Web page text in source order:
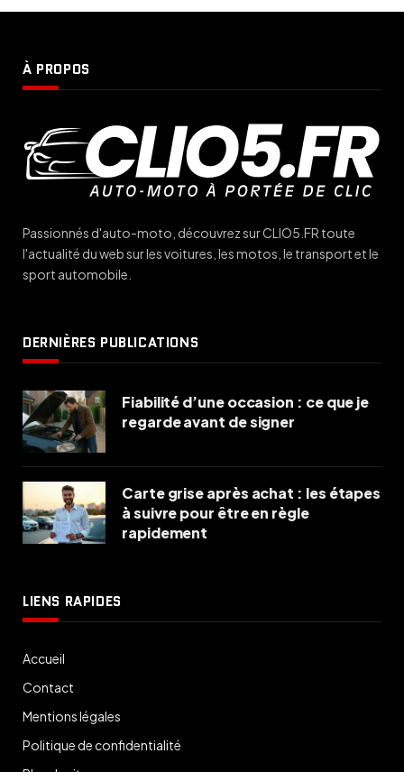
À PROPOS
Passionnés d'auto-moto, découvrez sur CLIO5.FR toute
l'actualité du web sur les voitures, les motos, le transport et le
sport automobile.
DERNIÈRES PUBLICATIONS
Fiabilité d’une occasion : ce que je
regarde avant de signer
Carte grise après achat : les étapes
à suivre pour être en règle
rapidement
LIENS RAPIDES
Accueil
Contact
Mentions légales
Politique de confidentialité